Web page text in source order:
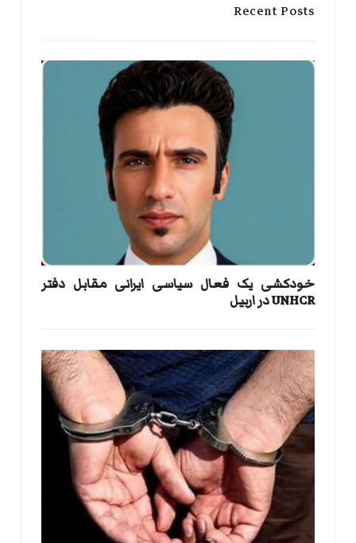
Recent Posts
خودکشی یک فعال سیاسی ایرانی مقابل دفتر
UNHCR در اربیل